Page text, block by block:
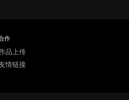
作
品上传
情链接